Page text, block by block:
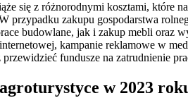
się z różnorodnymi kosztami, które
przypadku zakupu gospodarstwa
budowlane, jak i zakup mebli oraz
kampanie reklamowe w
fundusze na zatrudnienie
w 2023